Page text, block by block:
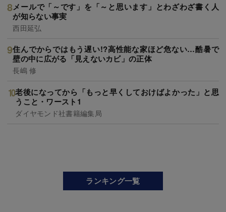
メールで「～です」を「～と思います」とわざわざ書く人
が知らない事実
西田延弘
住んでからではもう遅い!?高性能な家ほど危ない…酷暑で
壁の中に広がる「見えないカビ」の正体
長嶋 修
老後になってから「もっと早くしておけばよかった」と思
うこと・ワースト1
ダイヤモンド社書籍編集局
ランキング一覧